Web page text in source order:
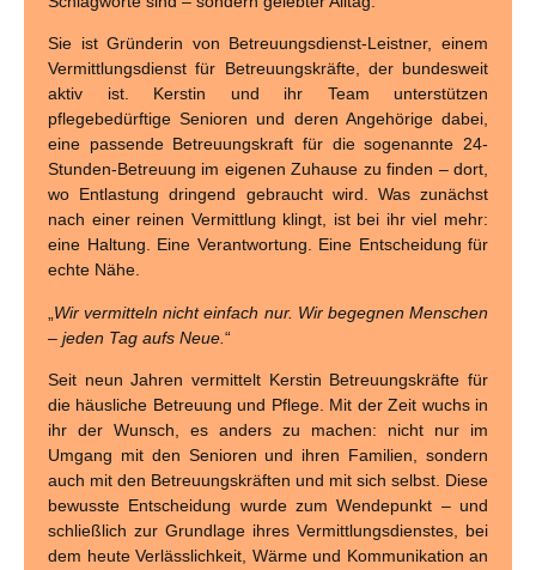
Sie ist Gründerin von Betreuungsdienst-Leistner, einem
Vermittlungsdienst für Betreuungskräfte, der bundesweit
aktiv ist. Kerstin und ihr Team unterstützen
pflegebedürftige Senioren und deren Angehörige dabei,
eine passende Betreuungskraft für die sogenannte 24-
Stunden-Betreuung im eigenen Zuhause zu finden – dort,
wo Entlastung dringend gebraucht wird. Was zunächst
nach einer reinen Vermittlung klingt, ist bei ihr viel mehr:
eine Haltung. Eine Verantwortung. Eine Entscheidung für
echte Nähe.
Wir vermitteln nicht einfach nur. Wir begegnen Menschen
– jeden Tag aufs Neue. “
Seit neun Jahren vermittelt Kerstin Betreuungskräfte für
die häusliche Betreuung und Pflege. Mit der Zeit wuchs in
ihr der Wunsch, es anders zu machen: nicht nur im
Umgang mit den Senioren und ihren Familien, sondern
auch mit den Betreuungskräften und mit sich selbst. Diese
bewusste Entscheidung wurde zum Wendepunkt – und
schließlich zur Grundlage ihres Vermittlungsdienstes, bei
dem heute Verlässlichkeit, Wärme und Kommunikation an